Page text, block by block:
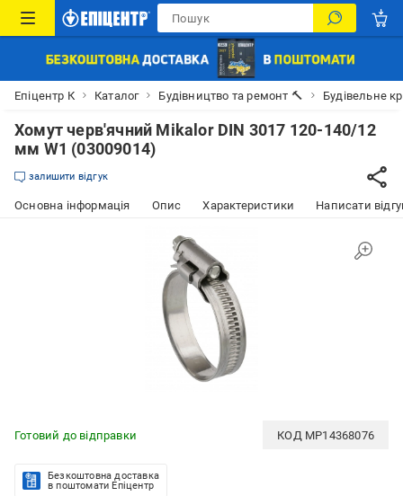
Епіцентр К Каталог Будівництво та ремонт 🔨 Будівельне
Хомут черв'ячний Mikalor DIN 3017 120-140/12
мм W1 (03009014)
залишити відгук
Основна інформація Опис Характеристики Написати
Готовий до відправки КОД MP14368076
Безкоштовна доставка
в поштомати Епіцентр